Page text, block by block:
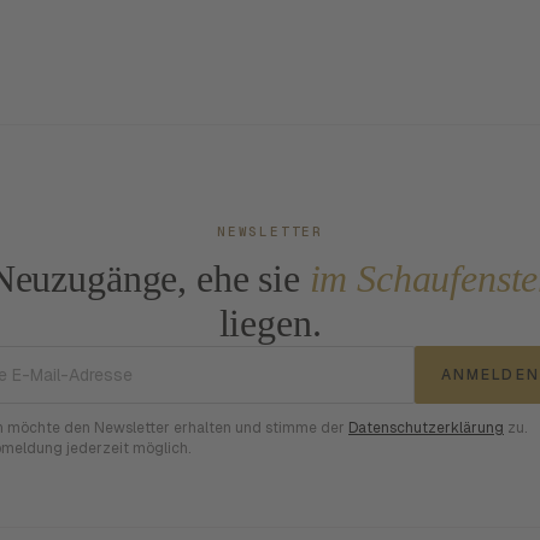
NEWSLETTER
ehe sie im
liegen.
ANMELDEN
möchte den Newsletter erhalten und stimme der Datenschutzerklärung zu.
jederzeit möglich.